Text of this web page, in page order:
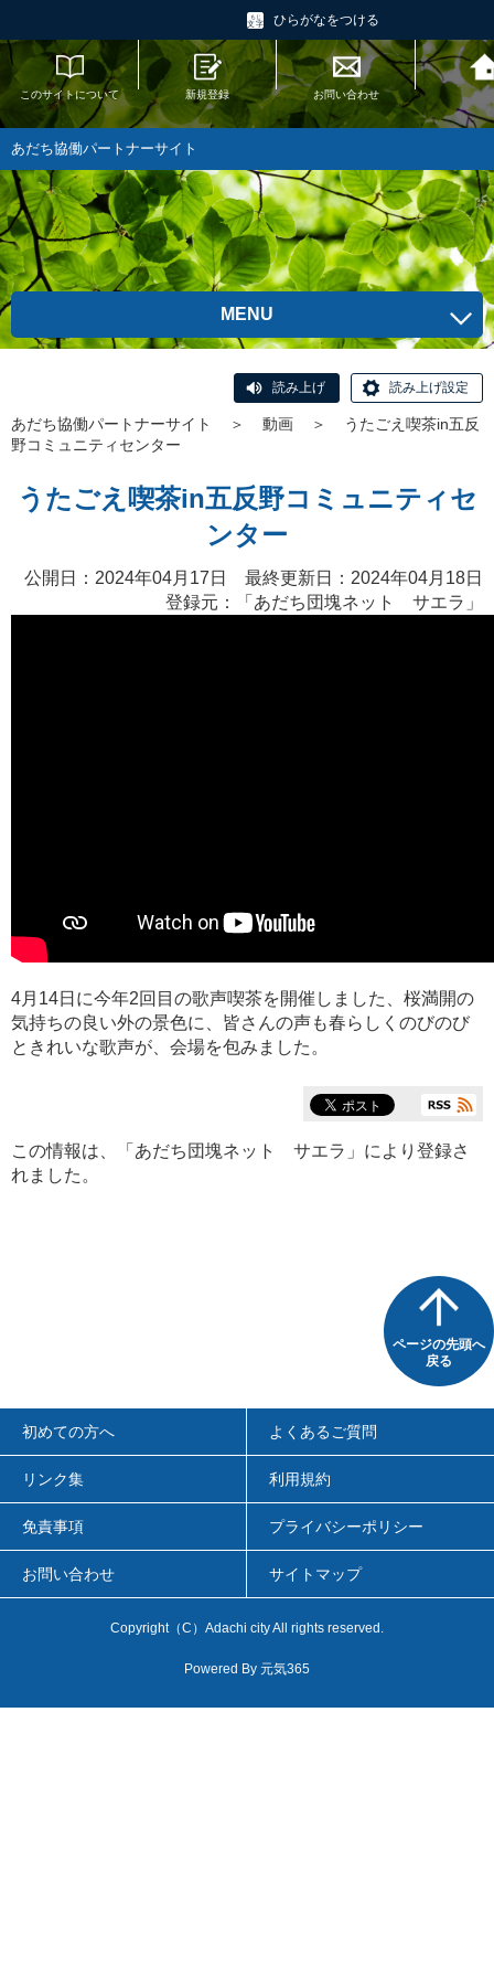
ひらがなをつける
このサイトについて 新規登録 お問い合わせ
あだち協働パ
トへ
あだち協働パートナーサイト
MENU
読み上げ 読み上げ設定
あだち協働パートナーサイト ＞ 動画 ＞
うたごえ喫茶in五反
野コミュニティセンター
うたごえ喫茶in五反野コミュニティセ
ンター
公開日：2024年04月17日 最終更新日：2024年04月18日
登録元：「 あだち団塊ネット サエラ 」
4月14日に今年2回目の歌声喫茶を開催しました、桜満開の
気持ちの良い外の景色に、皆さんの声も春らしくのびのび
ときれいな歌声が、会場を包みました。
この情報は、「 あだち団塊ネット サエラ 」により登録さ
れました。
ページの先頭へ
戻る
初めての方へ よくあるご質問
リンク集 利用規約
免責事項 プライバシーポリシー
お問い合わせ サイトマップ
Copyright（C）Adachi city All rights reserved.
Powered By 元気365